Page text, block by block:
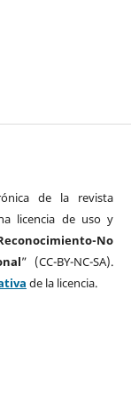
de la revista
licencia de uso y
No
” (CC-BY-NC-SA).
de la licencia.